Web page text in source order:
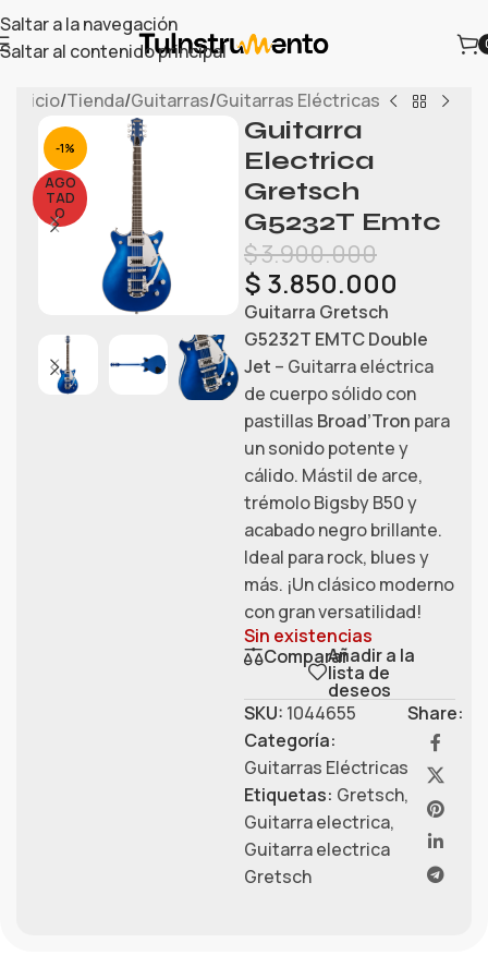
Saltar a la navegación
Saltar al contenido principal
Inicio/Tienda/Guitarras/Guitarras Eléctricas
-1%
AGO
TAD
O
Guitarra
Electrica
Gretsch
G5232T Emtc
$3.900.000
$ 3.850.000
Guitarra Gretsch
G5232T EMTC Double
Jet – Guitarra eléctrica
de cuerpo sólido con
pastillas Broad’Tron para
un sonido potente y
cálido. Mástil de arce,
trémolo Bigsby B50 y
acabado negro brillante.
Ideal para rock, blues y
más. ¡Un clásico moderno
con gran versatilidad!
Sin existencias
CompararAñadir a la
lista de
deseos
SKU: 1044655
Categoría:
Guitarras Eléctricas
Etiquetas: Gretsch,
Guitarra electrica,
Guitarra electrica
Gretsch
Share: